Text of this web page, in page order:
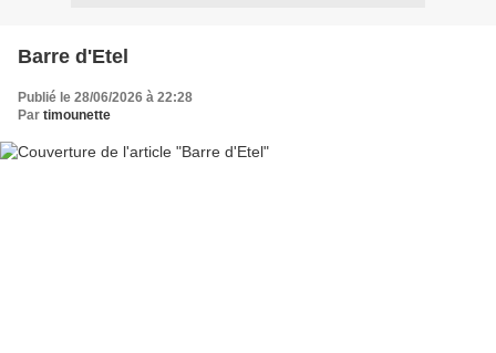
Barre d'Etel
Publié le 28/06/2026 à 22:28
Par timounette